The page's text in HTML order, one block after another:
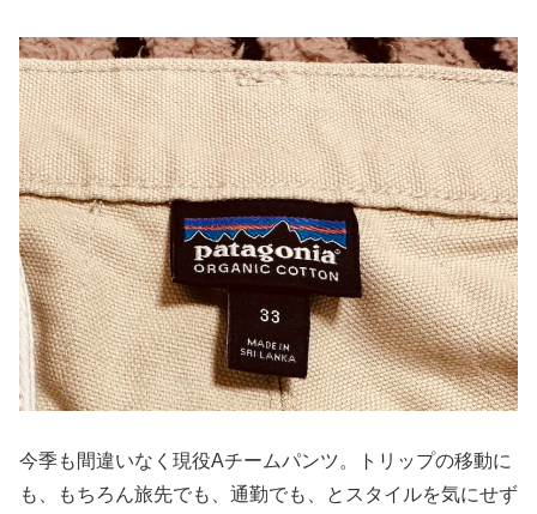
今季も間違いなく現役Aチームパンツ。トリップの移動に
も、もちろん旅先でも、通勤でも、とスタイルを気にせず